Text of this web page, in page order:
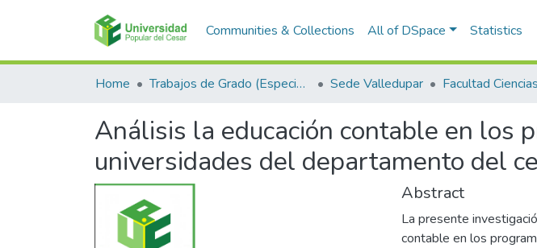
Communities & Collections All of DSpace Statistics
Home Trabajos de Grado (Especializaciones y Pregrados) Sede Valledupar
Análisis la educación contable en los
universidades del departamento del
Abstract
La presente
contable en los